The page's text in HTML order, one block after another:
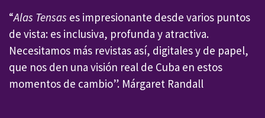
“Alas Tensas es impresionante desde varios puntos
de vista: es inclusiva, profunda y atractiva.
Necesitamos más revistas así, digitales y de papel,
que nos den una visión real de Cuba en estos
momentos de cambio”. Márgaret Randall